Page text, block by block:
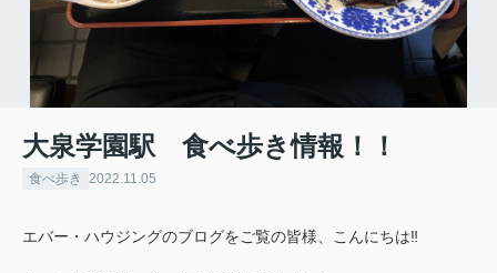
大泉学園駅 食べ歩き情報！！
食べ歩き 2022.11.05
エバー・ハウジングのブログをご覧の皆様、こんにちは‼️